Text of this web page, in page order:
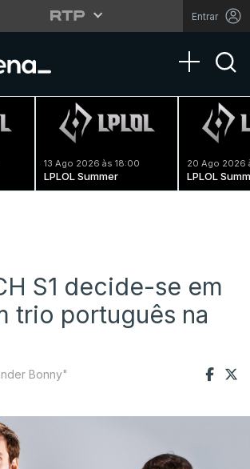
Entrar
Toggle
13 Ago 2026 às 18:00
LPLOL Summer
20 Ago 2026
LPLOL
S1 decide-se em
trio português na
Bonny"